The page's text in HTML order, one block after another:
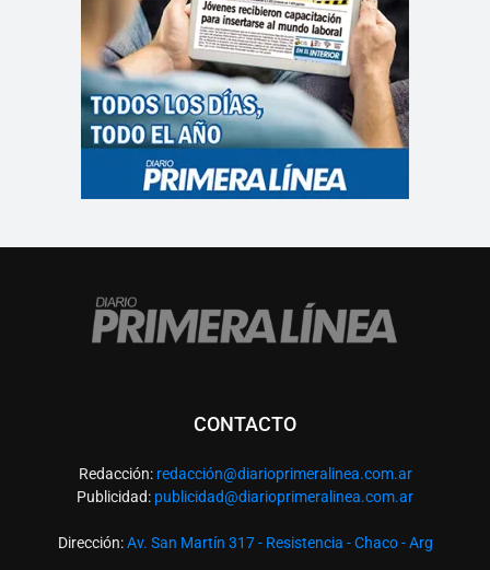
CONTACTO
Redacción: redacción@diarioprimeralinea.com.ar
Publicidad: publicidad@diarioprimeralinea.com.ar
Dirección:Av. San Martín 317 - Resistencia - Chaco - Arg